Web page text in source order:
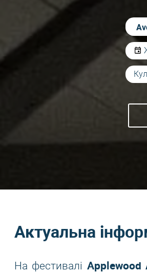
Актуальна
На фестивалі Applewood